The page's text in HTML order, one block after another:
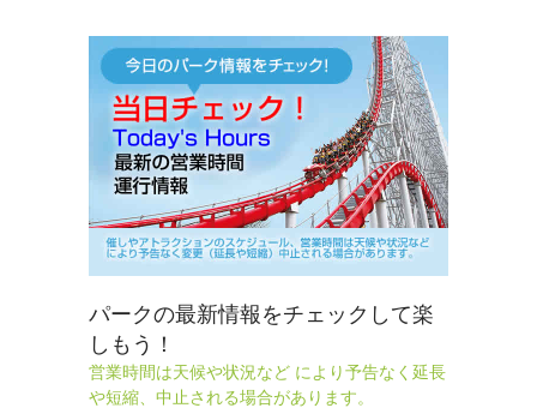
パークの最新情報をチェックして楽
しもう！
営業時間は天候や状況など により予告なく延長
や短縮、中止される場合があります。